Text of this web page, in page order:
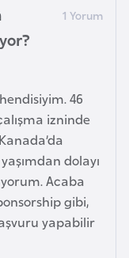
46
izninde
dolayı
Acaba
gibi,
yapabilir